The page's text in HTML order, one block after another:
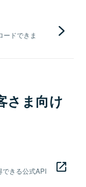
ードできま
さま向け
できる公式API